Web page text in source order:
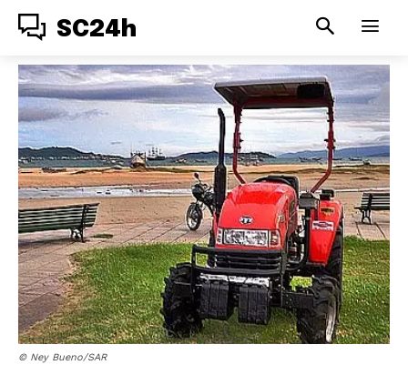
SC24h
© Ney Bueno/SAR